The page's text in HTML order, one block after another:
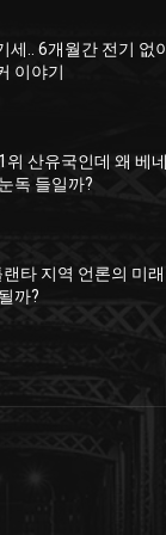
세.. 6개월간 전기 없
이야기
위 산유국인데 왜 베네
독 들일까?
타 지역 언론의 미래
까?